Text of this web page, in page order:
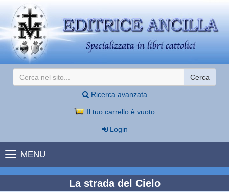
Cerca
Ricerca avanzata
Il tuo carrello è vuoto
Login
MENU
La strada del Cielo